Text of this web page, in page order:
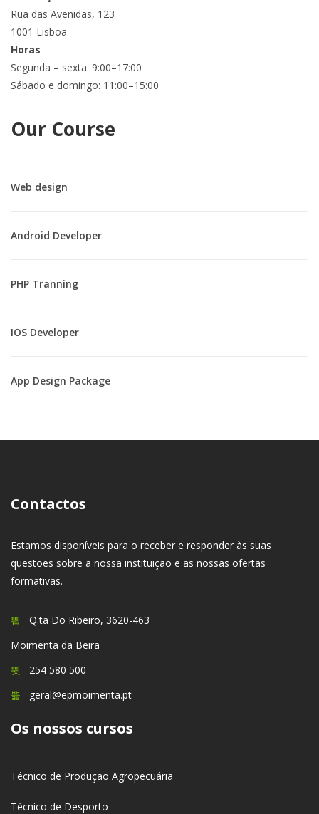
Rua das Avenidas, 123
1001 Lisboa
Horas
Segunda – sexta: 9:00–17:00
Sábado e domingo: 11:00–15:00
Our Course
Web design
Android Developer
PHP Tranning
IOS Developer
App Design Package
Contactos
Estamos disponíveis para o receber e responder às suas
questões sobre a nossa instituição e as nossas ofertas
formativas.
Q.ta Do Ribeiro, 3620-463
Moimenta da Beira
254 580 500
geral@epmoimenta.pt
Os nossos cursos
Técnico de Produção Agropecuária
Técnico de Desporto